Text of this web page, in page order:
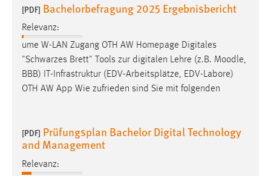
[PDF] Bachelorbefragung 2025 Ergebnisbericht
Relevanz:
ume W-LAN Zugang OTH AW Homepage Digitales
"Schwarzes Brett" Tools zur digitalen Lehre (z.B. Moodle,
BBB) IT-Infrastruktur (EDV-Arbeitsplätze, EDV-Labore)
OTH AW App Wie zufrieden sind Sie mit folgenden
[PDF] Prüfungsplan Bachelor Digital Technology
and Management
Relevanz: